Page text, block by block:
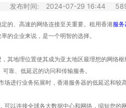
发布时间: 2024-07-29 16:44
的、高速的网络连接至关重要。租用香港服务
的企业来说，是一个明智的选择。
其地理位置使其成为亚太地区最理想的网络
靠、低延迟的访问和传输服务。
场进行业务拓展时，香港服务器的低延迟和
可以连接全球各大数据中心和网络，缩短您的